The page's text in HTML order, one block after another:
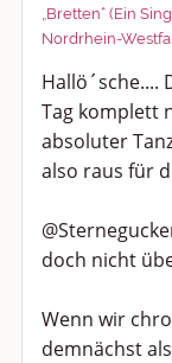
„Bretten“ (Ein
Nordrhein-
Hallö´sche....
Tag komplett
absoluter
also raus für
doch nicht
Wenn wir
demnächst